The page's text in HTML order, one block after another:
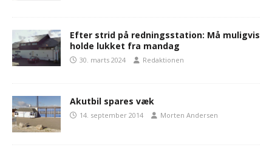
Efter strid på redningsstation: Må muligvis
holde lukket fra mandag
30. marts 2024 Redaktionen
Akutbil spares væk
14. september 2014 Morten Andersen